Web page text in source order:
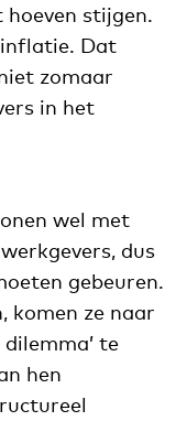
stijgen.
inflatie. Dat
zomaar
in het
wel met
dus
gebeuren.
komen ze naar
dilemma’ te
hen